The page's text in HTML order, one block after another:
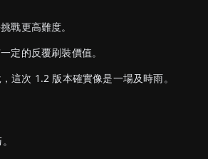
戰更高難度。
定的反覆刷裝價值。
這次 1.2 版本確實像是一場及時雨。